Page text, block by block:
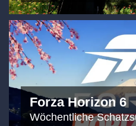
Forza Horizon 6
Wöchentliche